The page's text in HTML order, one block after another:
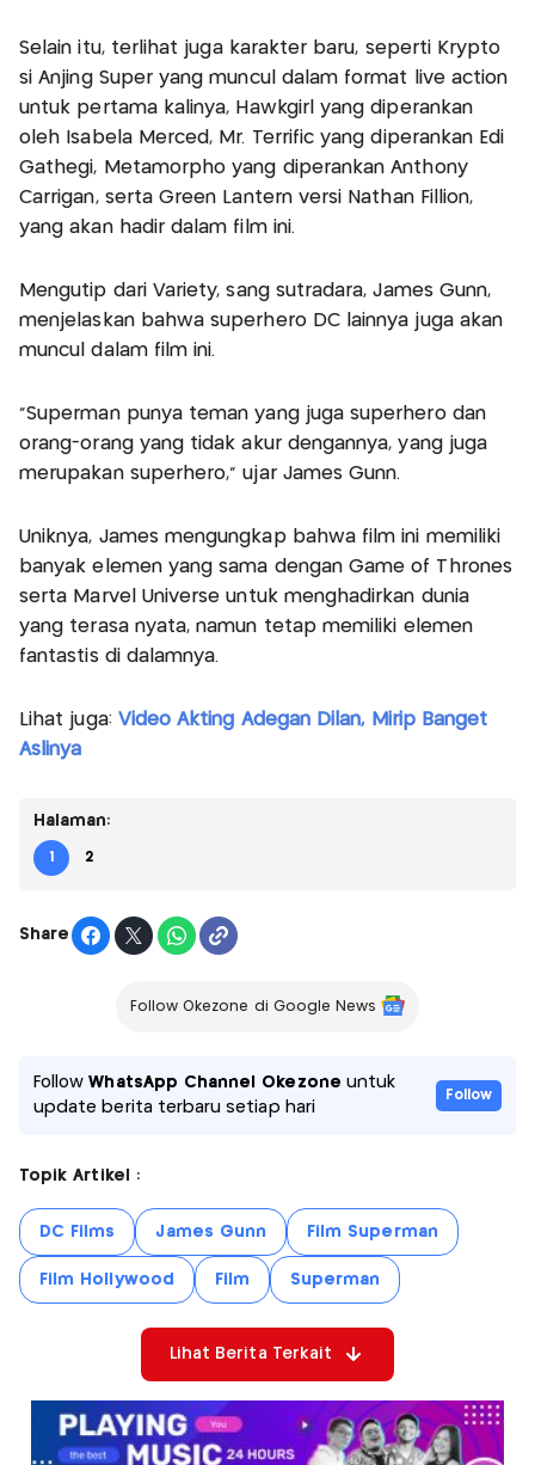
Selain itu, terlihat juga karakter baru, seperti Krypto
si Anjing Super yang muncul dalam format live action
untuk pertama kalinya, Hawkgirl yang diperankan
oleh Isabela Merced, Mr. Terrific yang diperankan Edi
Gathegi, Metamorpho yang diperankan Anthony
Carrigan, serta Green Lantern versi Nathan Fillion,
yang akan hadir dalam film ini.
Mengutip dari Variety, sang sutradara, James Gunn,
menjelaskan bahwa superhero DC lainnya juga akan
muncul dalam film ini.
“Superman punya teman yang juga superhero dan
orang-orang yang tidak akur dengannya, yang juga
merupakan superhero,” ujar James Gunn.
Uniknya, James mengungkap bahwa film ini memiliki
banyak elemen yang sama dengan Game of Thrones
serta Marvel Universe untuk menghadirkan dunia
yang terasa nyata, namun tetap memiliki elemen
fantastis di dalamnya.
Lihat juga: Video Akting Adegan Dilan, Mirip Banget
Aslinya
Halaman:
1 2
Share
Follow Okezone di Google News
FollowWhatsApp Channel Okezone untuk
update berita terbaru setiap hari
Follow
Topik Artikel :
DC Films James Gunn Film Superman
Film Hollywood Film Superman
Lihat Berita Terkait